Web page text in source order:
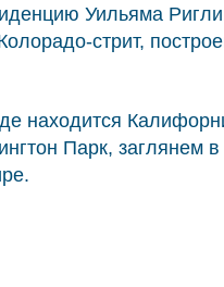
Уильяма
стрит,
находится
Парк, заглянем